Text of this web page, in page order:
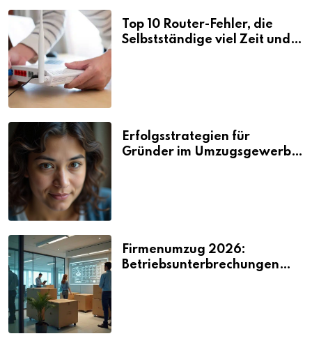
Top 10 Router-Fehler, die
Selbstständige viel Zeit und
Erfolgsstrategien für
Gründer im Umzugsgewerbe
Firmenumzug 2026:
Betriebsunterbrechungen